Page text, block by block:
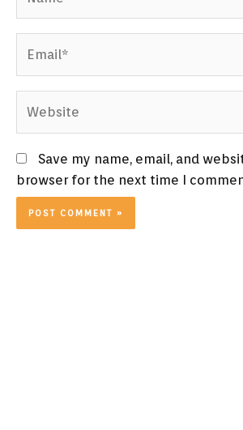
Save my name, email, and
browser for the next time I